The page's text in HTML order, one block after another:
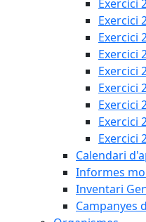
Exercici
Exercici
Exercici
Exercici
Exercici
Exercici
Exercici
Exercici
Exercici
Calendari
Informes
Inventari
Campanyes